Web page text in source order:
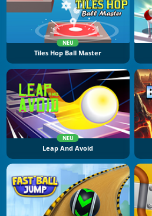
NEU
Tiles Hop Ball Master
NEU
Leap And Avoid